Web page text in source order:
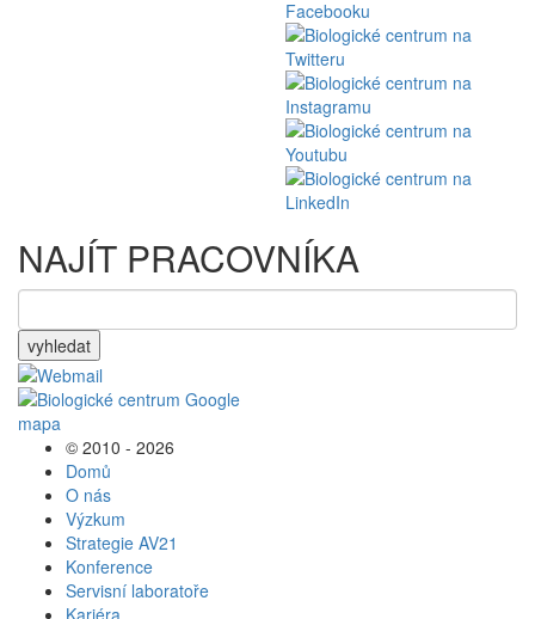
NAJÍT PRACOVNÍKA
vyhledat
© 2010 - 2026
Domů
O nás
Výzkum
Strategie AV21
Konference
Servisní laboratoře